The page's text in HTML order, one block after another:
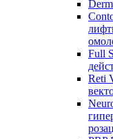
Full
Reti